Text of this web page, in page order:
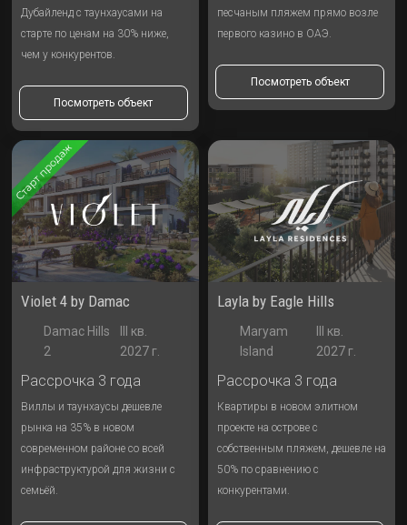
Дубайленд c таунхаусами на
старте по ценам на 30% ниже,
чем у конкурентов.
Посмотреть объект
песчаным пляжем прямо возле
первого казино в ОАЭ.
Посмотреть объект
Violet 4 by Damac
Damac Hills
2
III кв.
2027 г.
Рассрочка 3 года
Виллы и таунхаусы дешевле
рынка на 35% в новом
современном районе со всей
инфраструктурой для жизни с
семьёй.
Layla by Eagle Hills
Maryam
Island
III кв.
2027 г.
Рассрочка 3 года
Квартиры в новом элитном
проекте на острове с
собственным пляжем, дешевле на
50% по сравнению с
конкурентами.